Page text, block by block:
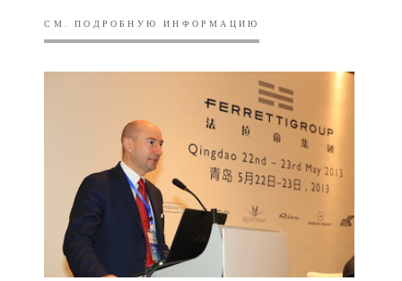
СМ. ПОДРОБНУЮ ИНФОРМАЦИЮ